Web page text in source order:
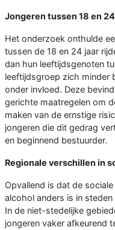
Jongeren tussen 18 en
Het onderzoek onthulde
tussen de 18 en 24 jaar
dan hun leeftijdsgenoten
leeftijdsgroep zich minder
onder invloed. Deze
gerichte maatregelen om
maken van de ernstige
jongeren die dit gedrag
en beginnend bestuurder.
Regionale verschillen in
Opvallend is dat de
alcohol anders is in
In de niet-stedelijke
jongeren vaker afkeurend